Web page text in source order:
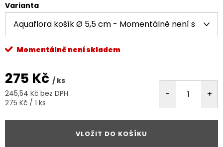
Varianta
Momentálně není skladem
275 Kč / ks
245,54 Kč bez DPH
Měrná
275 Kč / 1 ks
VLOŽIT DO KOŠÍKU